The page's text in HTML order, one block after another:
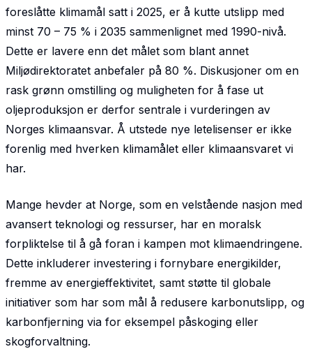
foreslåtte klimamål satt i 2025, er å kutte utslipp med
minst 70 – 75 % i 2035 sammenlignet med 1990-nivå.
Dette er lavere enn det målet som blant annet
Miljødirektoratet anbefaler på 80 %. Diskusjoner om en
rask grønn omstilling og muligheten for å fase ut
oljeproduksjon er derfor sentrale i vurderingen av
Norges klimaansvar. Å utstede nye letelisenser er ikke
forenlig med hverken klimamålet eller klimaansvaret vi
har.
Mange hevder at Norge, som en velstående nasjon med
avansert teknologi og ressurser, har en moralsk
forpliktelse til å gå foran i kampen mot klimaendringene.
Dette inkluderer investering i fornybare energikilder,
fremme av energieffektivitet, samt støtte til globale
initiativer som har som mål å redusere karbonutslipp, og
karbonfjerning via for eksempel påskoging eller
skogforvaltning.